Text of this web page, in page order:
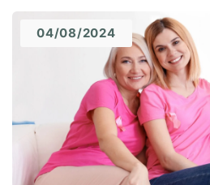
04/08/2024